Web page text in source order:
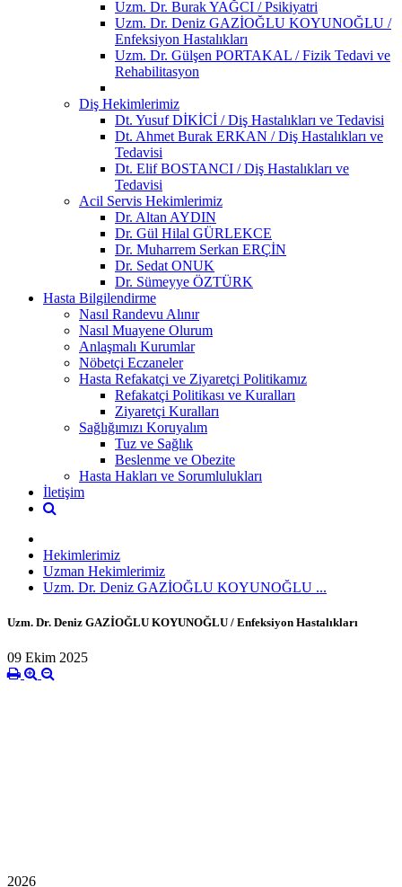
Uzm. Dr. Burak YAĞCI / Psikiyatri
Uzm. Dr. Deniz GAZİOĞLU KOYUNOĞLU /
Enfeksiyon Hastalıkları
Uzm. Dr. Gülşen PORTAKAL / Fizik Tedavi ve
Rehabilitasyon
Diş Hekimlerimiz
Dt. Yusuf DİKİCİ / Diş Hastalıkları ve Tedavisi
Dt. Ahmet Burak ERKAN / Diş Hastalıkları ve
Tedavisi
Dt. Elif BOSTANCI / Diş Hastalıkları ve
Tedavisi
Acil Servis Hekimlerimiz
Dr. Altan AYDIN
Dr. Gül Hilal GÜRLEKCE
Dr. Muharrem Serkan ERÇİN
Dr. Sedat ONUK
Dr. Sümeyye ÖZTÜRK
Hasta Bilgilendirme
Nasıl Randevu Alınır
Nasıl Muayene Olurum
Anlaşmalı Kurumlar
Nöbetçi Eczaneler
Hasta Refakatçi ve Ziyaretçi Politikamız
Refakatçi Politikası ve Kuralları
Ziyaretçi Kuralları
Sağlığımızı Koruyalım
Tuz ve Sağlık
Beslenme ve Obezite
Hasta Hakları ve Sorumlulukları
İletişim
Hekimlerimiz
Uzman Hekimlerimiz
Uzm. Dr. Deniz GAZİOĞLU KOYUNOĞLU ...
Uzm. Dr. Deniz GAZİOĞLU KOYUNOĞLU / Enfeksiyon Hastalıkları
09 Ekim 2025
2026